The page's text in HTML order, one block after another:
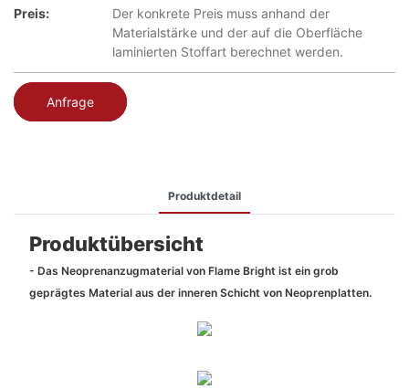
Preis:
Der konkrete Preis muss anhand der
Materialstärke und der auf die Oberfläche
laminierten Stoffart berechnet werden.
Anfrage
Produktdetail
Produktübersicht
- Das Neoprenanzugmaterial von Flame Bright ist ein grob
geprägtes Material aus der inneren Schicht von Neoprenplatten.